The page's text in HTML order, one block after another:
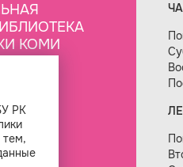
КОМИ
Создание сайта —
РК